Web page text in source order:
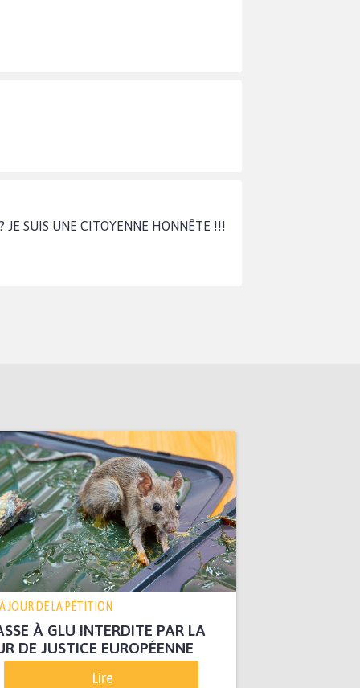
SUIS UNE CITOYENNE HONNÊTE !!!
JOUR DE LA PÉTITION
À GLU INTERDITE PAR LA
DE JUSTICE EUROPÉENNE
Lire